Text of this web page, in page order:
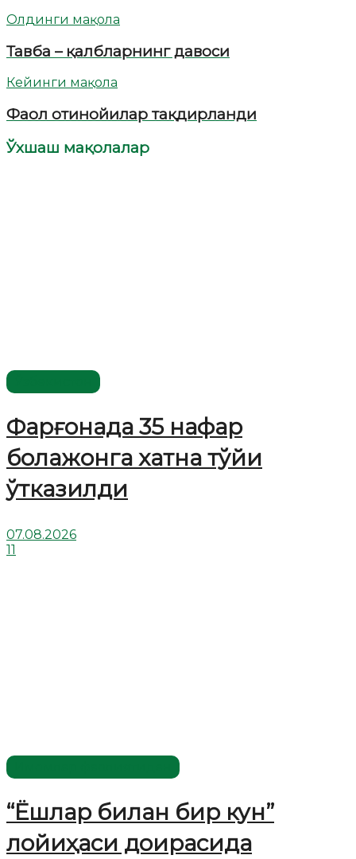
Олдинги мақола
Тавба – қалбларнинг давоси
Кейинги мақола
Фаол отинойилар тақдирланди
Ўхшаш мақолалар
Фарғонада 35 нафар
болажонга хатна тўйи
ўтказилди
07.08.2026
11
“Ёшлар билан бир кун”
лойиҳаси доирасида